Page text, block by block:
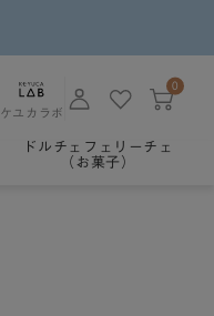
ケユカラボ
0
ドルチェフェリーチェ
（お菓子）